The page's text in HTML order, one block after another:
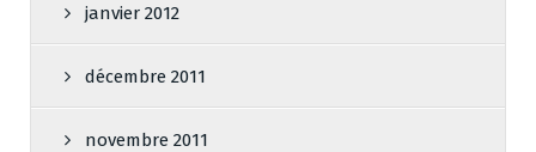
janvier 2012
décembre 2011
novembre 2011